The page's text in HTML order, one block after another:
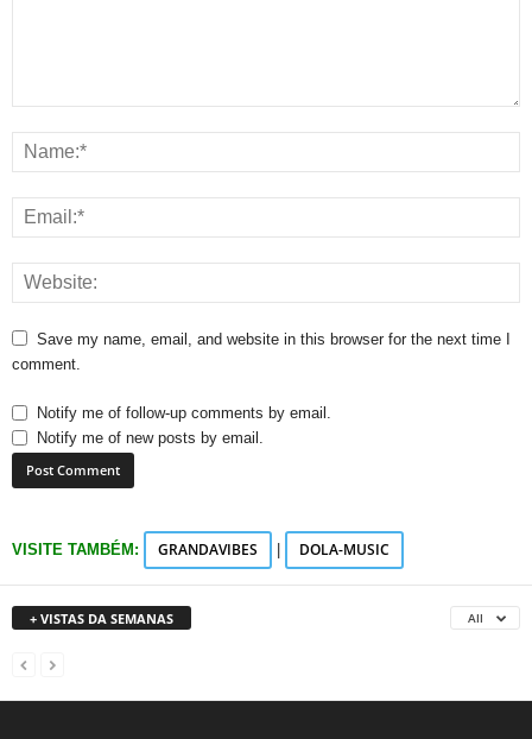
Save my name, email, and website in this browser for the next time I
comment.
Notify me of follow-up comments by email.
Notify me of new posts by email.
VISITE TAMBÉM: GRANDAVIBES DOLA-MUSIC
+ VISTAS DA SEMANAS All